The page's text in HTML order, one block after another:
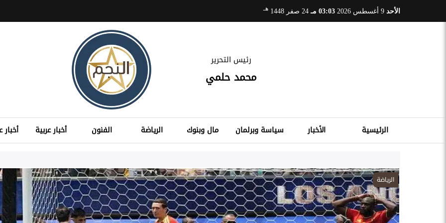
الأحد 03:03 مـ 24 صفر 1448 هـ
رئيس التحرير
محمد حلمي
الرئيسية الأخبار سياسة وبرلمان مال وبنوك الرياضة الفنون أخبار عربية أخبار
الرياضة